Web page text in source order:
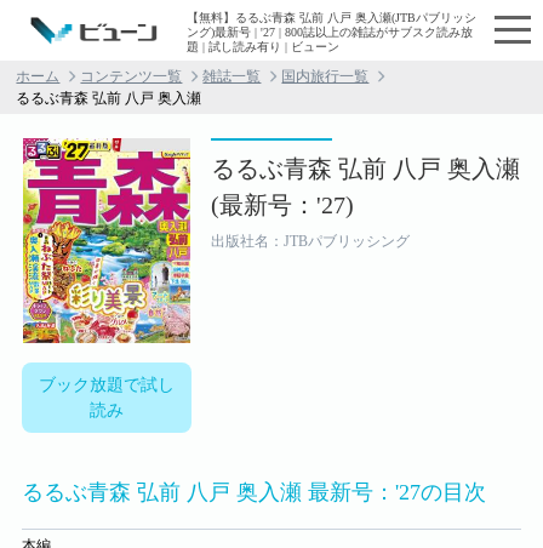
【無料】るるぶ青森 弘前 八戸 奥入瀬(JTBパブリッシ
ング)最新号 | '27 | 800誌以上の雑誌がサブスク読み放
題 | 試し読み有り | ビューン
ホーム コンテンツ一覧 雑誌一覧
国内旅行一覧
るるぶ青森 弘前 八戸 奥入瀬
ブック放題で試し
読み
るるぶ青森 弘前 八戸 奥入瀬
(最新号：'27)
出版社名：JTBパブリッシング
るるぶ青森 弘前 八戸 奥入瀬 最新号：'27の目次